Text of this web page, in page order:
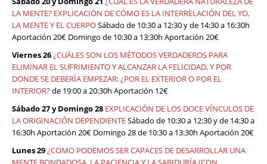
LA MENTE? EXPLICACIÓN DE CÓMO ES LA INTERRELACIÓN DEL YO,
LA MENTE Y EL CUERPOSábado de 10:30 a 12:30 y de 14:30 a 16:30h
Aportación 20€ Domingo de 10:30 a 13:30h Aportación 20€
Viernes 26¿CUÁLES SON LOS MÉTODOS VERDADEROS PARA
ELIMINAR EL SUFRIMIENTO Y ALCANZAR LA FELICIDAD, Y POR
DONDE SE DEBERÍA EMPEZAR: ¿POR EL EXTERIOR O POR EL
INTERIOR?de 19:00 a 20:30h Aportación 12€
Sábado 27 y Domingo 28 EXPLICACIÓN DE LOS DOCE VÍNCULOS DE
LA ORIGINACIÓN DEPENDIENTESábado de 10:30 a 12:30 y de 14:30 a
16:30h Aportación 20€ Domingo 28 de 10:30 a 13:30h Aportación 20€
Lunes 29¿COMO PODEMOS SER CAPACES DE DESARROLLAR UNA